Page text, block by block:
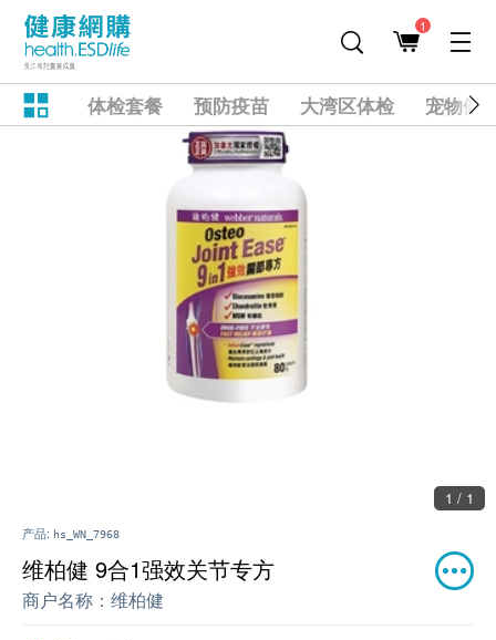
1
体检套餐 预防疫苗 大湾区体检 宠物健
1 / 1
产品: hs_WN_7968
维柏健 9合1强效关节专方
商户名称： 维柏健